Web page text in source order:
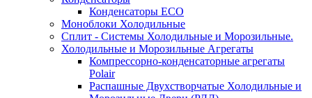
Конденсаторы ECO
Моноблоки Холодильные
Сплит - Системы Холодильные и Морозильные.
Холодильные и Морозильные Агрегаты
Компрессорно-конденсаторные агрегаты
Polair
Распашные Двухстворчатые Холодильные и